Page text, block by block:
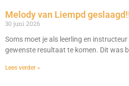
Melody van Liempd
30 juni 2026
Soms moet je als leerling en
gewenste resultaat te komen. Dit was
Lees verder »